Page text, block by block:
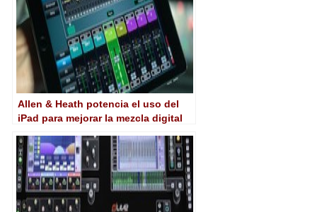
Allen & Heath potencia el uso del
iPad para mejorar la mezcla digital